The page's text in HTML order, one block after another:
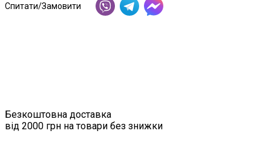
Спитати/Замовити
Безкоштовна доставка
від 2000 грн на товари без знижки